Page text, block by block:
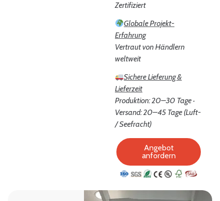
Zertifiziert
Globale Projekt-
Erfahrung
Vertraut von Händlern
weltweit
Sichere Lieferung &
Lieferzeit
Produktion: 20–30 Tage ·
Versand: 20–45 Tage (Luft-
/ Seefracht)
Angebot
anfordern